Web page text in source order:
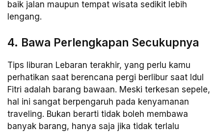
baik jalan maupun tempat wisata sedikit lebih
lengang.
4. Bawa Perlengkapan Secukupnya
Tips liburan Lebaran terakhir, yang perlu kamu
perhatikan saat berencana pergi berlibur saat Idul
Fitri adalah barang bawaan. Meski terkesan sepele,
hal ini sangat berpengaruh pada kenyamanan
traveling. Bukan berarti tidak boleh membawa
banyak barang, hanya saja jika tidak terlalu